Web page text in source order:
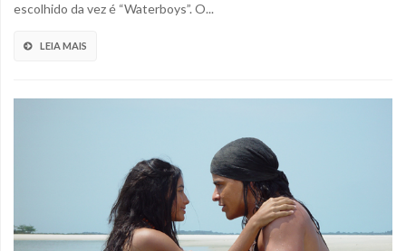
escolhido da vez é “Waterboys”. O...
LEIA MAIS